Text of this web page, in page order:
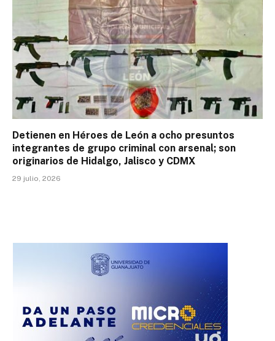
Detienen en Héroes de León a ocho presuntos
integrantes de grupo criminal con arsenal; son
originarios de Hidalgo, Jalisco y CDMX
29 julio, 2026